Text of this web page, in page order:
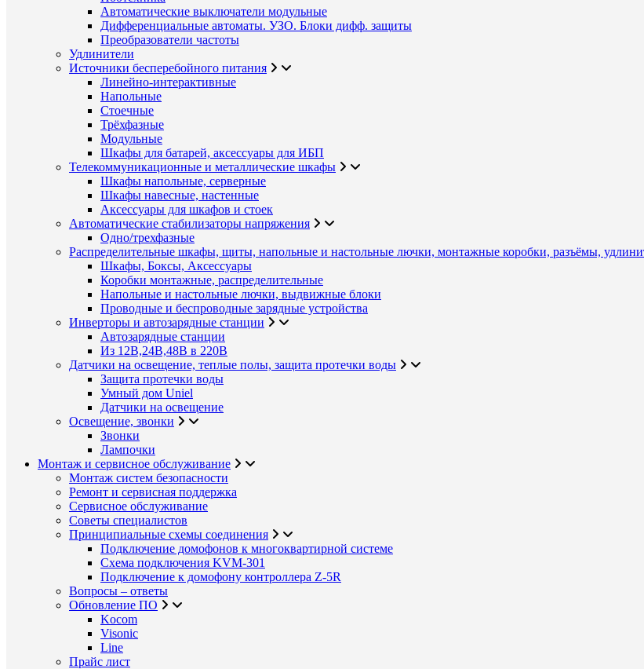
Автоматические выключатели модульные
Дифференциальные автоматы. УЗО. Блоки дифф. защиты
Преобразователи частоты
Удлинители
Источники бесперебойного питания
Линейно-интерактивные
Напольные
Стоечные
Трёхфазные
Модульные
Шкафы для батарей, аксессуары для ИБП
Телекоммуникационные и металлические шкафы
Шкафы напольные, серверные
Шкафы навесные, настенные
Аксессуары для шкафов и стоек
Автоматические стабилизаторы напряжения
Одно/трехфазные
Распределительные шкафы, щиты, напольные и настольные лючки, монтажные коробки, разъёмы,
Шкафы, Боксы, Аксессуары
Коробки монтажные, распределительные
Напольные и настольные лючки, выдвижные блоки
Проводные и беспроводные зарядные устройства
Инверторы и автозарядные станции
Автозарядные станции
Из 12В,24В,48В в 220В
Датчики на освещение, теплые полы, защита протечки воды
Защита протечки воды
Умный дом Uniel
Датчики на освещение
Освещение, звонки
Звонки
Лампочки
Монтаж и сервисное обслуживание
Монтаж систем безопасности
Ремонт и сервисная поддержка
Сервисное обслуживание
Советы специалистов
Принципиальные схемы соединения
Подключение домофонов к многоквартирной системе
Схема подключения KVM-301
Подключение к домофону контроллера Z-5R
Вопросы – ответы
Обновление ПО
Kocom
Visonic
Line
Прайс лист